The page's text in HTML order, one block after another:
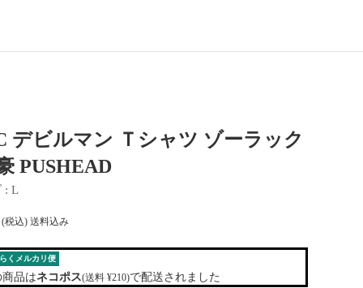
デビルマン Ｔシャツ ゾーラック
PUSHEAD
: L
(税込) 送料込み
くメルカリ便
品はネコポス(送料 ¥210)で配送されました